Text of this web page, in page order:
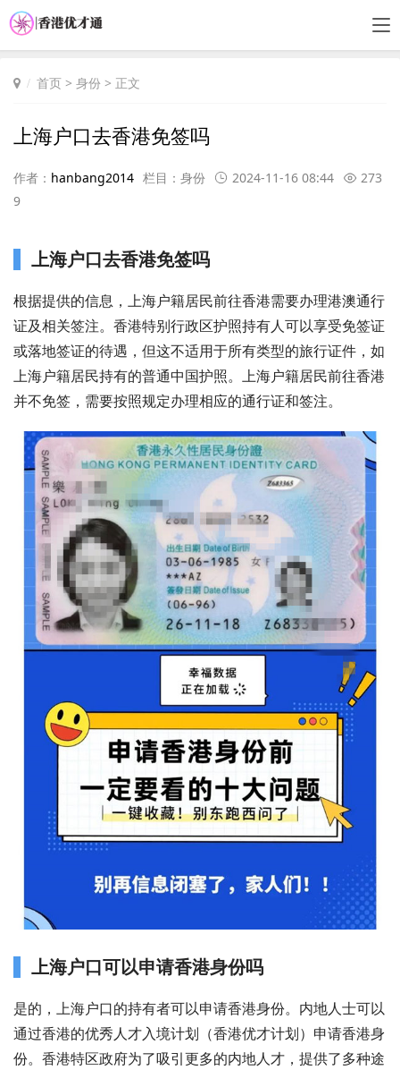
首页 > 身份 > 正文
上海户口去香港免签吗
作者： hanbang2014 栏目： 身份 2024-11-16 08:44
273
9
上海户口去香港免签吗
根据提供的信息，上海户籍居民前往香港需要办理港澳通行
证及相关签注。香港特别行政区护照持有人可以享受免签证
或落地签证的待遇，但这不适用于所有类型的旅行证件，如
上海户籍居民持有的普通中国护照。上海户籍居民前往香港
并不免签，需要按照规定办理相应的通行证和签注。
上海户口可以申请香港身份吗
是的，上海户口的持有者可以申请香港身份。内地人士可以
通过香港的优秀人才入境计划（香港优才计划）申请香港身
份。香港特区政府为了吸引更多的内地人才，提供了多种途